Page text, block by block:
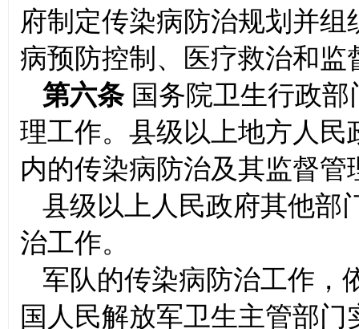
府制定传染病防治规划并
病预防控制、医疗救治和监
第六条 国务院卫生行政
理工作。县级以上地方人
内的传染病防治及其监督管
县级以上人民政府其他部
治工作。
军队的传染病防治工作，
国人民解放军卫生主管部门